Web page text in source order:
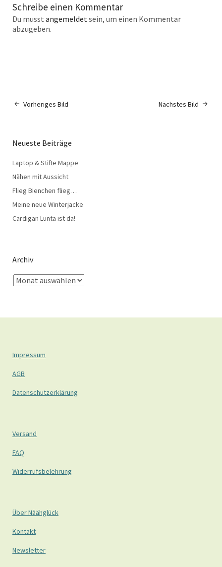
Schreibe einen Kommentar
Du musst angemeldetsein, um einen Kommentar
abzugeben.
Nächstes Bild
Vorheriges Bild
Neueste Beiträge
Laptop & Stifte Mappe
Nähen mit Aussicht
Flieg Bienchen flieg…
Meine neue Winterjacke
Cardigan Lunta ist da!
Archiv
Impressum
AGB
Datenschutzerklärung
Versand
FAQ
Widerrufsbelehrung
Über Näähglück
Kontakt
Newsletter